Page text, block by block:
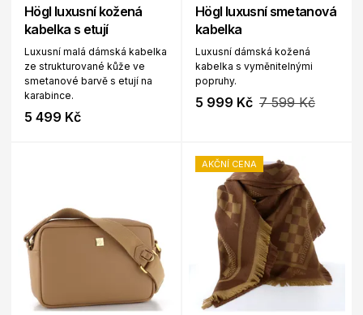
Högl luxusní kožená
kabelka s etují
Luxusní malá dámská kabelka
ze strukturované kůže ve
smetanové barvě s etují na
karabince.
5 499 Kč
Högl luxusní smetanová
kabelka
Luxusní dámská kožená
kabelka s vyměnitelnými
popruhy.
5 999 Kč 7 599 Kč
AKČNÍ CENA